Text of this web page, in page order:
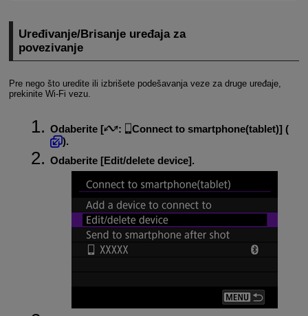
Uređivanje/Brisanje uređaja za
povezivanje
Pre nego što uredite ili izbrišete podešavanja veze za druge uređaje,
prekinite Wi-Fi vezu.
Odaberite [ : Connect to smartphone(tablet)] (
).
Odaberite [Edit/delete device].